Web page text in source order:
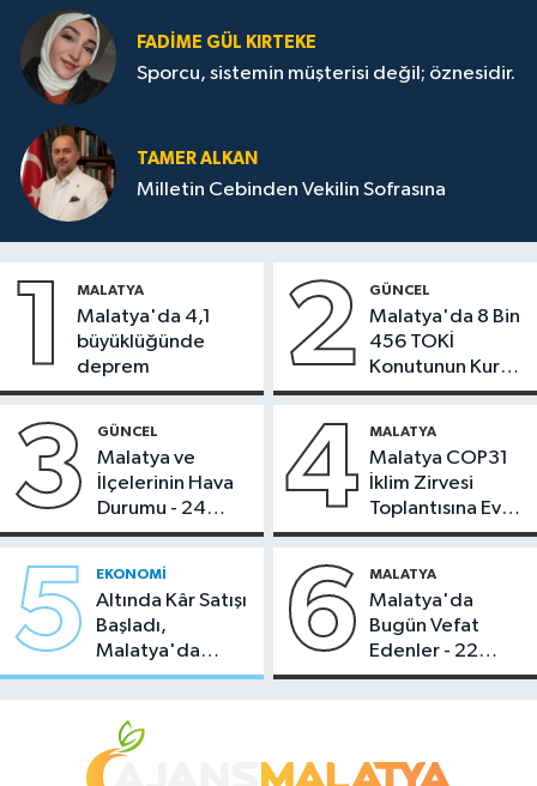
FADIME GÜL KIRTEKE
Sporcu, sistemin müşterisi değil; öznesidir.
TAMER ALKAN
Milletin Cebinden Vekilin Sofrasına
1 MALATYA
Malatya'da 4,1
büyüklüğünde
deprem
2 GÜNCEL
Malatya'da 8 Bin
456 TOKİ
Konutunun Kurası
Bugün Çekiliyor
3 GÜNCEL
Malatya ve
İlçelerinin Hava
Durumu - 24
Temmuz 2026
4 MALATYA
Malatya COP31
İklim Zirvesi
Toplantısına Ev
Sahipliği Yaptı
5 EKONOMI
Altında Kâr Satışı
Başladı,
Malatya'da
Makas Ne
6 MALATYA
Malatya'da
Bugün Vefat
Edenler - 22
Temmuz 2026